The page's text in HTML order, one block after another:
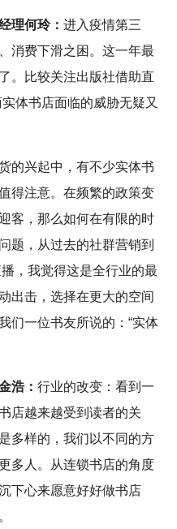
理何玲： 进入疫情第三
消费下滑之困。这一年最
。比较关注出版社借助直
体书店面临的威胁无疑又
的兴起中，有不少实体书
得注意。在频繁的政策变
客，那么如何在有限的时
题，从过去的社群营销到
，我觉得这是全行业的最
出击，选择在更大的空间
们一位书友所说的：“实体
浩： 行业的改变：看到一
店越来越受到读者的关
多样的，我们以不同的方
多人。从连锁书店的角度
下心来愿意好好做书店